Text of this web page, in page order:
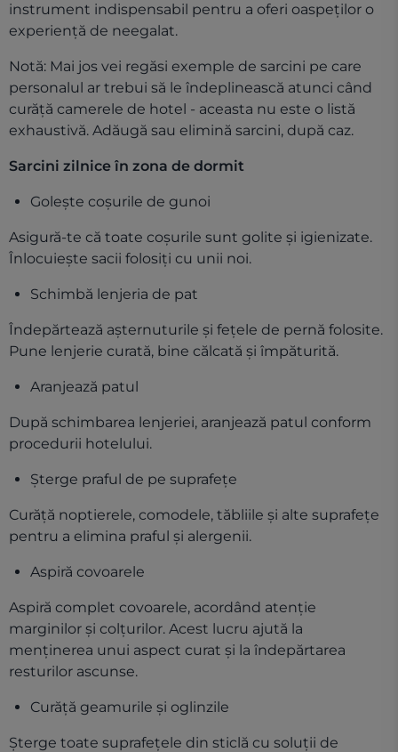
instrument indispensabil pentru a oferi oaspeților o
experiență de neegalat.
Notă: Mai jos vei regăsi exemple de sarcini pe care
personalul ar trebui să le îndeplinească atunci când
curăță camerele de hotel - aceasta nu este o listă
exhaustivă. Adăugă sau elimină sarcini, după caz.
Sarcini zilnice în zona de dormit
Golește coșurile de gunoi
Asigură-te că toate coșurile sunt golite și igienizate.
Înlocuiește sacii folosiți cu unii noi.
Schimbă lenjeria de pat
Îndepărtează așternuturile și fețele de pernă folosite.
Pune lenjerie curată, bine călcată și împăturită.
Aranjează patul
După schimbarea lenjeriei, aranjează patul conform
procedurii hotelului.
Șterge praful de pe suprafețe
Curăță noptierele, comodele, tăbliile și alte suprafețe
pentru a elimina praful și alergenii.
Aspiră covoarele
Aspiră complet covoarele, acordând atenție
marginilor și colțurilor. Acest lucru ajută la
menținerea unui aspect curat și la îndepărtarea
resturilor ascunse.
Curăță geamurile și oglinzile
Șterge toate suprafețele din sticlă cu soluții de